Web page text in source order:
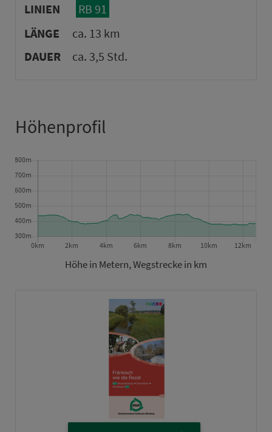
LINIEN
RB 91
LÄNGE
ca. 13 km
DAUER
ca. 3,5 Std.
Höhenprofil
Höhe in Metern, Wegstrecke in km